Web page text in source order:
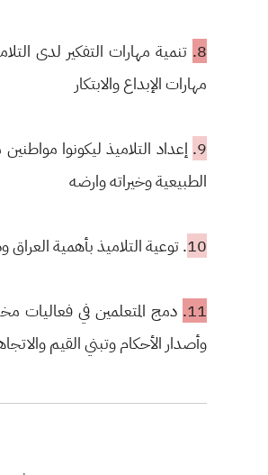
8. تنمية مهارات التفكير لدى
مهارات الإبداع والابتكار
9. إعداد التلاميذ ليكونوا
الطبيعية وخيراته وارضه
10. توعية التلاميذ بأهمية العراق
11. دمج المتعلمين في فعاليات
وأصدار الأحكام وتبني القيم